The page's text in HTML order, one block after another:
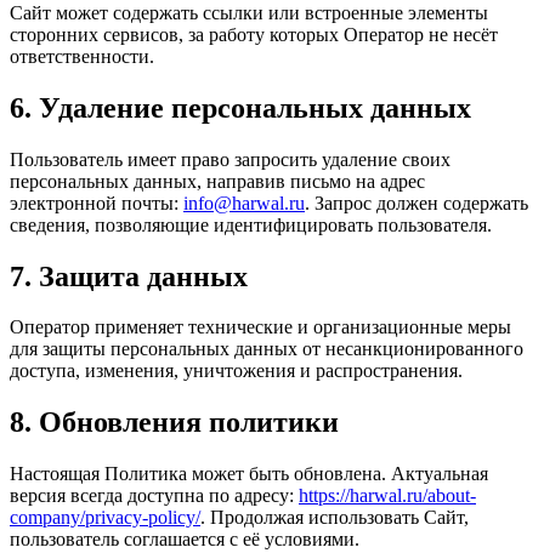
Сайт может содержать ссылки или встроенные элементы
сторонних сервисов, за работу которых Оператор не несёт
ответственности.
6. Удаление персональных данных
Пользователь имеет право запросить удаление своих
персональных данных, направив письмо на адрес
электронной почты: info@harwal.ru. Запрос должен содержать
сведения, позволяющие идентифицировать пользователя.
7. Защита данных
Оператор применяет технические и организационные меры
для защиты персональных данных от несанкционированного
доступа, изменения, уничтожения и распространения.
8. Обновления политики
Настоящая Политика может быть обновлена. Актуальная
версия всегда доступна по адресу: https://harwal.ru/about-
company/privacy-policy/. Продолжая использовать Сайт,
пользователь соглашается с её условиями.